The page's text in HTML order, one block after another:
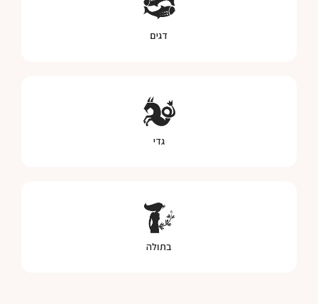
דגים
גדי
בתולה